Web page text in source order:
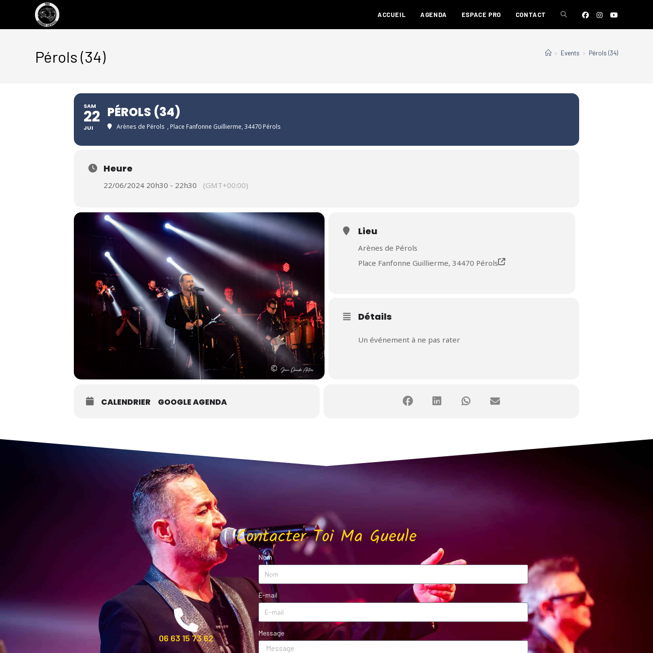
ACCUEIL AGENDA ESPACE PRO CONTACT
Pérols (34) > Events > Pérols (34)
SAM
22
JUI
PÉROLS (34)
Arènes de Pérols , Place Fanfonne Guillierme, 34470 Pérols
Heure
22/06/2024 20h30 - 22h30 (GMT+00:00)
Lieu
Arènes de Pérols
Place Fanfonne Guillierme, 34470 Pérols
Détails
Un événement à ne pas rater
CALENDRIER GOOGLE AGENDA
Contacter Toi Ma Gueule
06 63 15 73 62
Nom
E-mail
Message